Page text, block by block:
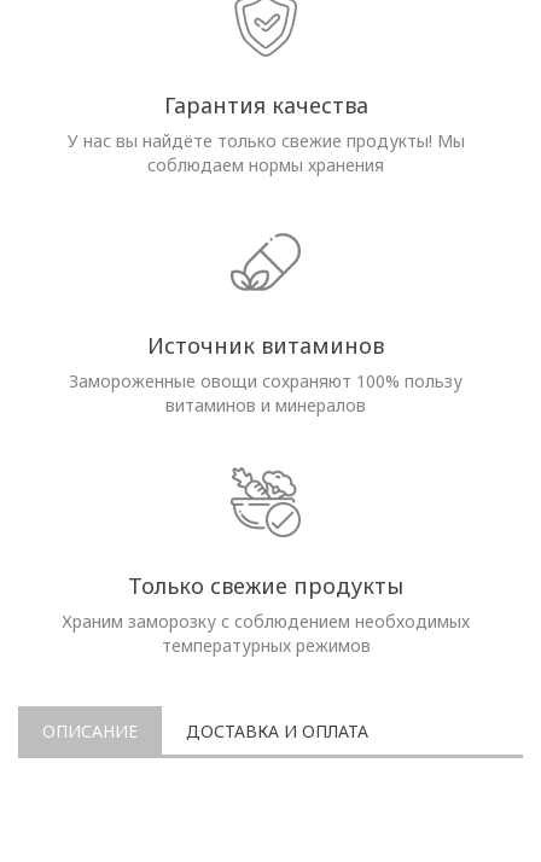
Гарантия качества
У нас вы найдёте только свежие продукты! Мы
соблюдаем нормы хранения
Источник витаминов
Замороженные овощи сохраняют 100% пользу
витаминов и минералов
Только свежие продукты
Храним заморозку с соблюдением необходимых
температурных режимов
ОПИСАНИЕ ДОСТАВКА И ОПЛАТА